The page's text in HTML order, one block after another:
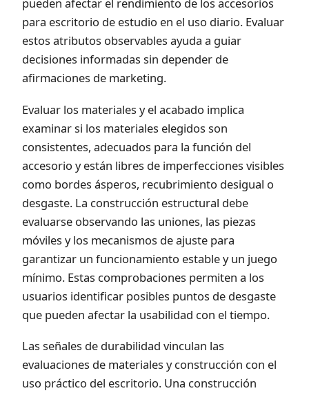
pueden afectar el rendimiento de los accesorios
para escritorio de estudio en el uso diario. Evaluar
estos atributos observables ayuda a guiar
decisiones informadas sin depender de
afirmaciones de marketing.
Evaluar los materiales y el acabado implica
examinar si los materiales elegidos son
consistentes, adecuados para la función del
accesorio y están libres de imperfecciones visibles
como bordes ásperos, recubrimiento desigual o
desgaste. La construcción estructural debe
evaluarse observando las uniones, las piezas
móviles y los mecanismos de ajuste para
garantizar un funcionamiento estable y un juego
mínimo. Estas comprobaciones permiten a los
usuarios identificar posibles puntos de desgaste
que pueden afectar la usabilidad con el tiempo.
Las señales de durabilidad vinculan las
evaluaciones de materiales y construcción con el
uso práctico del escritorio. Una construcción